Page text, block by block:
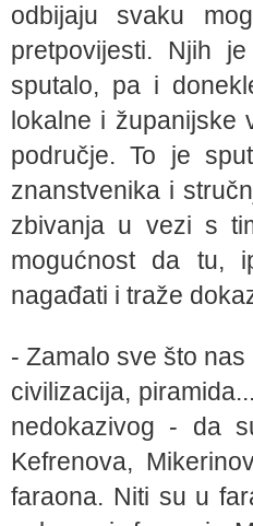
odbijaju svaku
pretpovijesti. Njih
sputalo, pa i
lokalne i županijske
područje. To je
znanstvenika i
zbivanja u vezi s
mogućnost da tu,
nagađati i traže
- Zamalo sve što
civilizacija,
nedokazivog - da
Kefrenova,
faraona. Niti su u